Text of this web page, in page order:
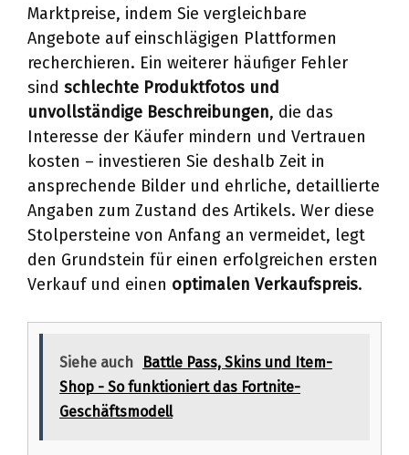
Marktpreise, indem Sie vergleichbare
Angebote auf einschlägigen Plattformen
recherchieren. Ein weiterer häufiger Fehler
sind schlechte Produktfotos und
unvollständige Beschreibungen, die das
Interesse der Käufer mindern und Vertrauen
kosten – investieren Sie deshalb Zeit in
ansprechende Bilder und ehrliche, detaillierte
Angaben zum Zustand des Artikels. Wer diese
Stolpersteine von Anfang an vermeidet, legt
den Grundstein für einen erfolgreichen ersten
Verkauf und einen optimalen Verkaufspreis.
Siehe auch
Battle Pass, Skins und Item-
Shop - So funktioniert das Fortnite-
Geschäftsmodell